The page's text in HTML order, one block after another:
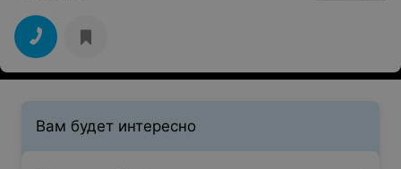
Вам будет интересно